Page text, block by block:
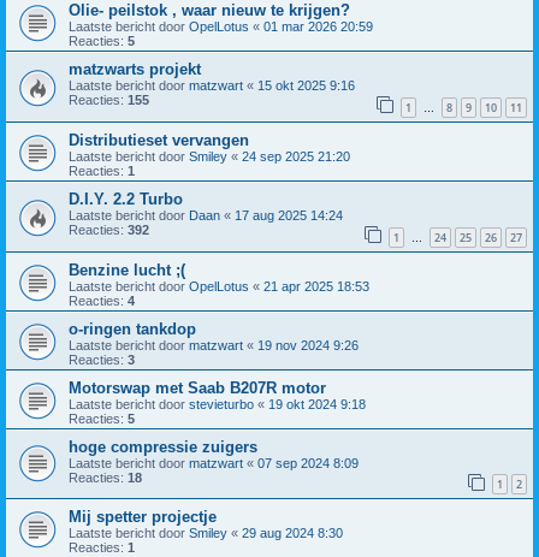
Olie- peilstok , waar nieuw te krijgen?
Laatste bericht door OpelLotus « 01 mar 2026 20:59
Reacties: 5
matzwarts projekt
Laatste bericht door matzwart « 15 okt 2025 9:16
Reacties: 155 1 … 8 9 10 11
Distributieset vervangen
Laatste bericht door Smiley « 24 sep 2025 21:20
Reacties: 1
D.I.Y. 2.2 Turbo
Laatste bericht door Daan « 17 aug 2025 14:24
Reacties: 392 1 … 24 25 26 27
Benzine lucht ;(
Laatste bericht door OpelLotus « 21 apr 2025 18:53
Reacties: 4
o-ringen tankdop
Laatste bericht door matzwart « 19 nov 2024 9:26
Reacties: 3
Motorswap met Saab B207R motor
Laatste bericht door stevieturbo « 19 okt 2024 9:18
Reacties: 5
hoge compressie zuigers
Laatste bericht door matzwart « 07 sep 2024 8:09
Reacties: 18 1 2
Mij spetter projectje
Laatste bericht door Smiley « 29 aug 2024 8:30
Reacties: 1